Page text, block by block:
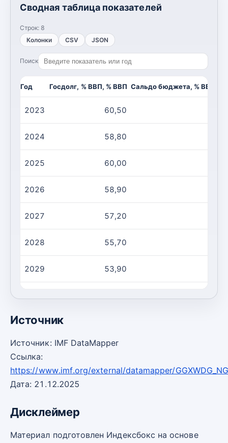
Сводная таблица показателей
Строк: 8
Колонки
CSV JSON
Поиск
Год Госдолг, % ВВП, % ВВП Сальдо бюджета, % ВВП, %
2023 60,50
2024 58,80
2025 60,00
2026 58,90
2027 57,20
2028 55,70
2029 53,90
Источник
Источник: IMF DataMapper
Ссылка:
https://www.imf.org/external/datamapper/
Дата: 21.12.2025
Дисклеймер
Материал подготовлен Индексбокс на основе